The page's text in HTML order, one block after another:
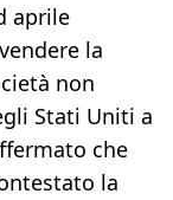
aprile
la
non
Stati Uniti a
che
la